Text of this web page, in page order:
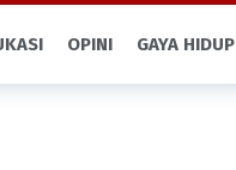
OPINI GAYA HIDUP